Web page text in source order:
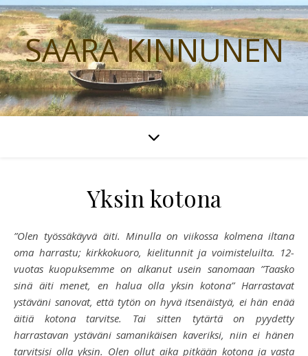
SAARA KINNUNEN
Yksin kotona
”Olen työssäkäyvä äiti. Minulla on viikossa kolmena iltana
oma harrastu; kirkkokuoro, kielitunnit ja voimisteluilta. 12-
vuotas kuopuksemme on alkanut usein sanomaan ”Taasko
sinä äiti menet, en halua olla yksin kotona” Harrastavat
ystäväni sanovat, että tytön on hyvä itsenäistyä, ei hän enää
äitiä kotona tarvitse. Tai sitten tytärtä on pyydetty
harrastavan ystäväni samanikäisen kaveriksi, niin ei hänen
tarvitsisi olla yksin. Olen ollut aika pitkään kotona ja vasta